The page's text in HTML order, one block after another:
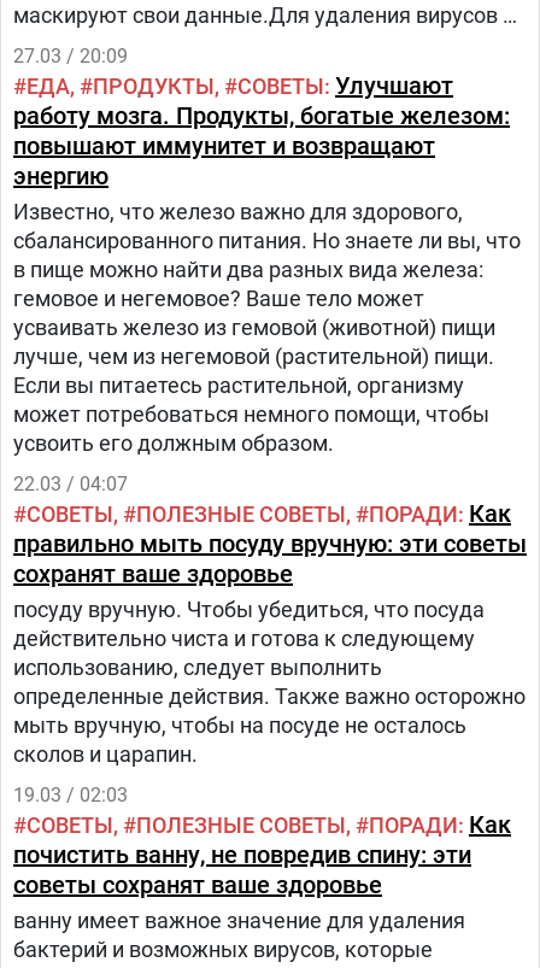
маскируют свои данные.Для удаления вирусов со
смартфона эксперты советуют следующие
действия:Извлечь сим-карту из смартфона,
скачать антивирус на телефон и установить его
полную версию. Просканировать устройство
антивирусом и удалить все обнаруженные
вредоносные программы.
27.03 / 20:09
ЕДА ПРОДУКТЫ СОВЕТЫ Улучшают
работу мозга. Продукты, богатые железом:
повышают иммунитет и возвращают
энергию
Известно, что железо важно для здорового,
сбалансированного питания. Но знаете ли вы, что
в пище можно найти два разных вида железа:
гемовое и негемовое? Ваше тело может
усваивать железо из гемовой (животной) пищи
лучше, чем из негемовой (растительной) пищи.
Если вы питаетесь растительной, организму
может потребоваться немного помощи, чтобы
усвоить его должным образом.
22.03 / 04:07
СОВЕТЫ ПОЛЕЗНЫЕ СОВЕТЫ ПОРАДИ Как
правильно мыть посуду вручную: эти советы
сохранят ваше здоровье
посуду вручную. Чтобы убедиться, что посуда
действительно чиста и готова к следующему
использованию, следует выполнить
определенные действия. Также важно осторожно
мыть вручную, чтобы на посуде не осталось
сколов и царапин.
19.03 / 02:03
СОВЕТЫ ПОЛЕЗНЫЕ СОВЕТЫ ПОРАДИ Как
почистить ванну, не повредив спину: эти
советы сохранят ваше здоровье
ванну имеет важное значение для удаления
бактерий и возможных вирусов, которые